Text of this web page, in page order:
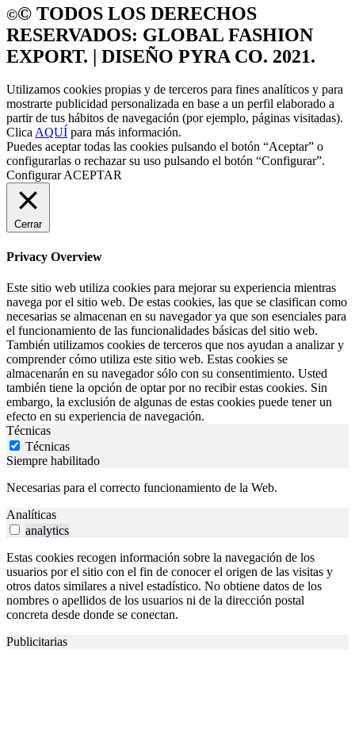
©️©️ TODOS LOS DERECHOS
RESERVADOS: GLOBAL FASHION
EXPORT. | DISEÑO PYRA CO. 2021.
Utilizamos cookies propias y de terceros para fines analíticos y para
mostrarte publicidad personalizada en base a un perfil elaborado a
partir de tus hábitos de navegación (por ejemplo, páginas visitadas).
ClicaAQUÍ para más información.
Puedes aceptar todas las cookies pulsando el botón “Aceptar” o
configurarlas o rechazar su uso pulsando el botón “Configurar”.
ConfigurarACEPTAR
Cerrar
Privacy Overview
Este sitio web utiliza cookies para mejorar su experiencia mientras
navega por el sitio web. De estas cookies, las que se clasifican como
necesarias se almacenan en su navegador ya que son esenciales para
el funcionamiento de las funcionalidades básicas del sitio web.
También utilizamos cookies de terceros que nos ayudan a analizar y
comprender cómo utiliza este sitio web. Estas cookies se
almacenarán en su navegador sólo con su consentimiento. Usted
también tiene la opción de optar por no recibir estas cookies. Sin
embargo, la exclusión de algunas de estas cookies puede tener un
efecto en su experiencia de navegación.
Técnicas
Técnicas
Siempre habilitado
Necesarias para el correcto funcionamiento de la Web.
Analíticas
analytics
Estas cookies recogen información sobre la navegación de los
usuarios por el sitio con el fin de conocer el origen de las visitas y
otros datos similares a nivel estadístico. No obtiene datos de los
nombres o apellidos de los usuarios ni de la dirección postal
concreta desde donde se conectan.
Publicitarias